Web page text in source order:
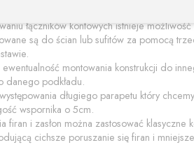
łączników kontowych istnieje
są do ścian lub sufitów za pomocą
montowania konstrukcji do
danego podkładu.
długiego parapetu który
wspornika o 5cm.
firan i zasłon można zastosować
cichsze poruszanie się firan i